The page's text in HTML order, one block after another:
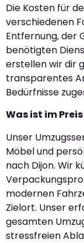
Die Kosten für
verschiedenen
Entfernung, der
benötigten
erstellen wir dir
transparentes
Bedürfnisse
Was ist im
Unser
Möbel und
nach Dijon. Wir
modernen
Zielort. Unser
gesamten
stressfreien